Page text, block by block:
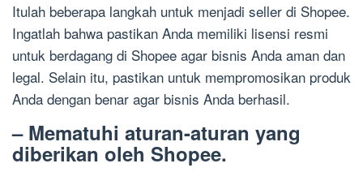
Itulah beberapa langkah untuk menjadi seller di Shopee.
Ingatlah bahwa pastikan Anda memiliki lisensi resmi
untuk berdagang di Shopee agar bisnis Anda aman dan
legal. Selain itu, pastikan untuk mempromosikan produk
Anda dengan benar agar bisnis Anda berhasil.
– Mematuhi aturan-aturan yang
diberikan oleh Shopee.